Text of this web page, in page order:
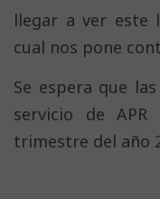
llegar a ver este
cual nos pone
Se espera que
servicio de
trimestre del año